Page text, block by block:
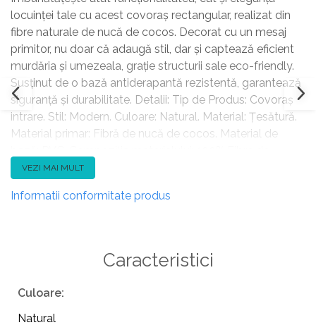
locuinței tale cu acest covoraș rectangular, realizat din
fibre naturale de nucă de cocos. Decorat cu un mesaj
primitor, nu doar că adaugă stil, dar și captează eficient
murdăria și umezeala, grație structurii sale eco-friendly.
Susținut de o bază antiderapantă rezistentă, garantează
siguranță și durabilitate. Detalii: Tip de Produs: Covoraș
intrare. Stil: Modern. Culoare: Natural. Material: Țesătură.
Material primar: Fibră de nucă de cocos. Material de
cocos. Formă: Rectangulară. Acoperire inferioară din
Grosime: 1.5 cm. Lățime: 60 cm. Lungime: 40 cm.
decorativ și funcțional, Materiale reciclabile și ecologice,
Siguranță datorită suportului antiderapant, Ușor de
curățat. Asamblare: Nu necesită asamblare. Sfaturi de
murdăria reziduală. Pentru o curățare mai profundă,
VEZI MAI MULT
Informatii conformitate produs
Caracteristici
Culoare:
Natural